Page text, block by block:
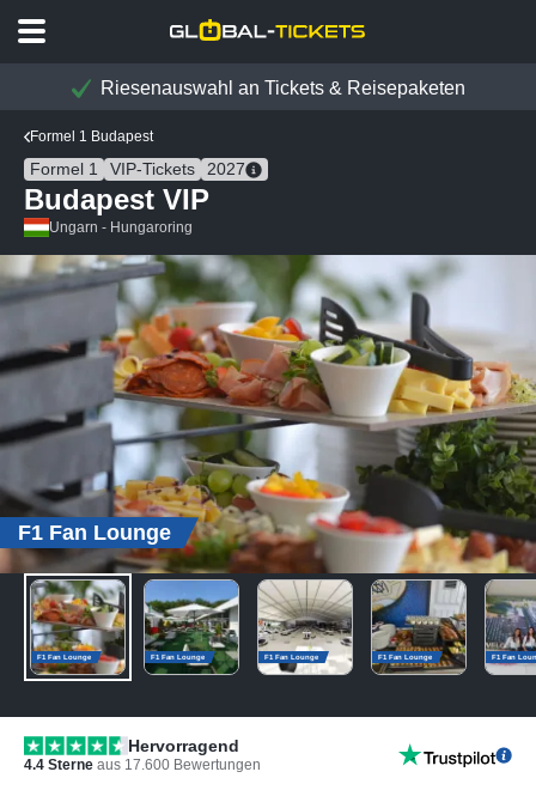
Riesenauswahl an Tickets & Reisepaketen
Formel 1 Budapest
Formel 1 VIP-Tickets 2027
Budapest VIP
Ungarn - Hungaroring
F1 Fan Lounge
F1 Fan Lounge F1 Fan Lounge F1 Fan Lounge F1 Fan Lounge F1 Fan
Hervorragend
4.4 Sterne aus 17.600 Bewertungen